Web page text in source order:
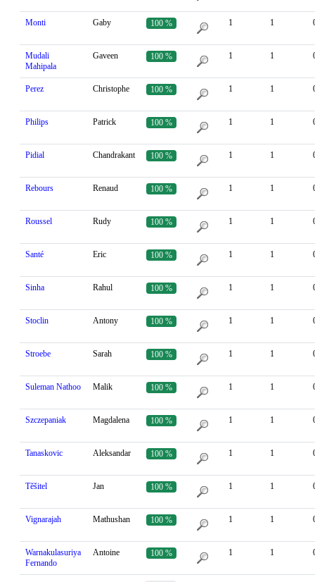
Monti Gaby 100 % 1 1
Mudali
Mahipala
Gaveen 100 % 1 1
Perez Christophe 100 % 1 1
Philips Patrick 100 % 1 1
Pidial Chandrakant 100 % 1 1
Rebours Renaud 100 % 1 1
Roussel Rudy 100 % 1 1
Santé Eric 100 % 1 1
Sinha Rahul 100 % 1 1
Stoclin Antony 100 % 1 1
Stroebe Sarah 100 % 1 1
Suleman Nathoo Malik 100 % 1 1
Szczepaniak Magdalena 100 % 1 1
Tanaskovic Aleksandar 100 % 1 1
Těšitel Jan 100 % 1 1
Vignarajah Mathushan 100 % 1 1
Warnakulasuriya
Fernando
Antoine 100 % 1 1